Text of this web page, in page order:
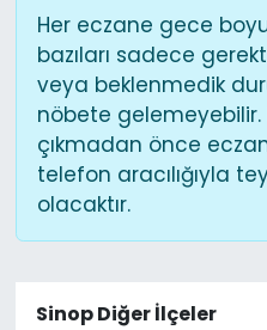
Her eczane gece
bazıları sadece
veya beklenmedik
nöbete gelemeyebilir.
çıkmadan önce
telefon aracılığıyla
olacaktır.
Sinop Diğer İlçeler